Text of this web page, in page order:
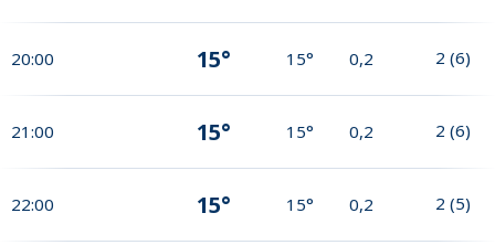
20:00 15° 15° 0,2 2 (6)
21:00 15° 15° 0,2 2 (6)
22:00 15° 15° 0,2 2 (5)